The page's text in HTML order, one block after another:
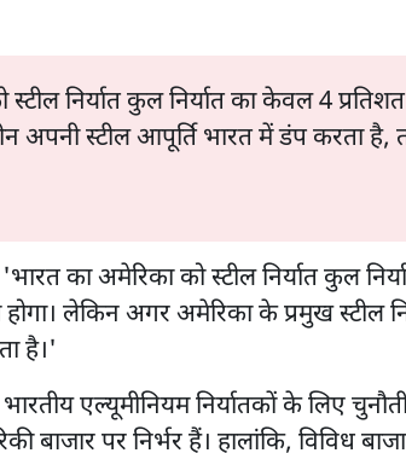
स्टील निर्यात कुल निर्यात का केवल 4
अपनी स्टील आपूर्ति भारत में डंप करता है,
का अमेरिका को स्टील निर्यात कुल
लेकिन अगर अमेरिका के प्रमुख स्टील
है।'
एल्यूमीनियम निर्यातकों के लिए
बाजार पर निर्भर हैं। हालांकि, विविध